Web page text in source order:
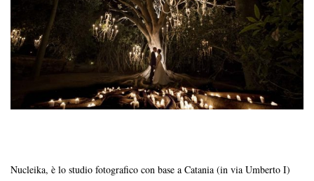
Nucleika, è lo studio fotografico con base a Catania (in via Umberto I)